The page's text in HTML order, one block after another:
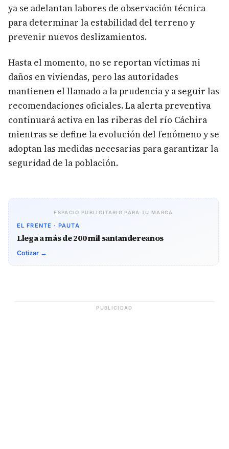
ya se adelantan labores de observación técnica
para determinar la estabilidad del terreno y
prevenir nuevos deslizamientos.
Hasta el momento, no se reportan víctimas ni
daños en viviendas, pero las autoridades
mantienen el llamado a la prudencia y a seguir las
recomendaciones oficiales. La alerta preventiva
continuará activa en las riberas del río Cáchira
mientras se define la evolución del fenómeno y se
adoptan las medidas necesarias para garantizar la
seguridad de la población.
ESPACIO PUBLICITARIO PARA TU MARCA
EL FRENTE · PAUTA
Llega a más de 200 mil santandereanos
Cotizar →
PUBLICIDAD